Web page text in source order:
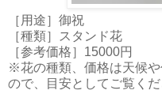
［用途］御祝
［種類］スタンド花
［参考価格］15000円
※花の種類、価格は天候
ので、目安としてご覧くだ